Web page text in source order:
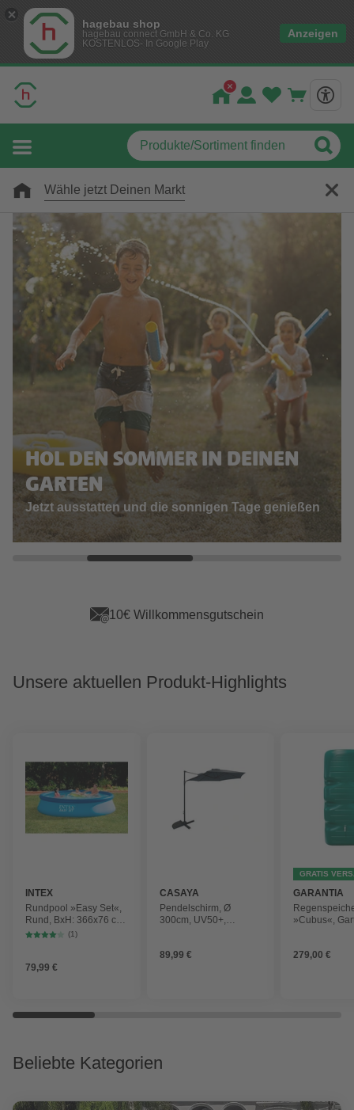
hagebau shop
hagebau connect GmbH & Co. KG
KOSTENLOS- In Google Play
Anzeigen
Wähle jetzt Deinen Markt
HOL DEN SOMMER IN DEINEN
GARTEN
Jetzt ausstatten und die sonnigen Tage genießen
10€ Willkommensgutschein
Unsere aktuellen Produkt-Highlights
INTEX
Rundpool »Easy Set«,
Rund, BxH: 366x76 cm,
blau
(1)
79,99 €
CASAYA
Pendelschirm, Ø
300cm, UV50+,
89,99 €
GRATIS
GARANTIA
»Cubus«,
279,00 €
Beliebte Kategorien